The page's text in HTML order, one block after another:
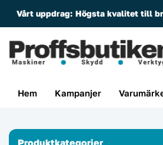
Vårt uppdrag: Högsta kvalitet till
Hem Kampanjer
Produktkategorier